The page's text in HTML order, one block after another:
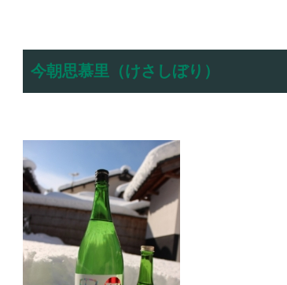
今朝思慕里（けさしぼり）